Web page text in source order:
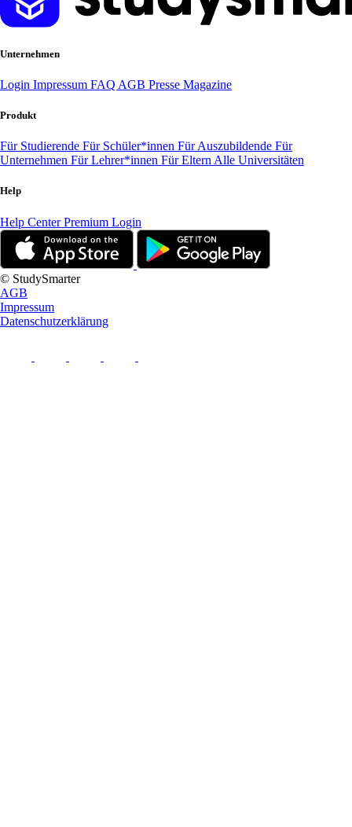
Unternehmen
Login Impressum FAQ AGB Presse Magazine
Produkt
Für Studierende Für Schüler*innen Für Auszubildende Für
Unternehmen Für Lehrer*innen Für Eltern Alle Universitäten
Help
Help CenterPremium Login
© StudySmarter
AGB
Impressum
Datenschutzerklärung